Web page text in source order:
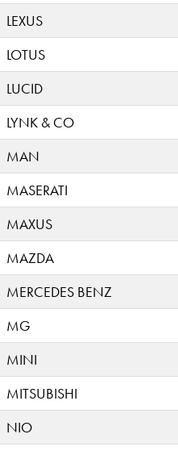
LEXUS
LOTUS
LUCID
LYNK & CO
MAN
MASERATI
MAXUS
MAZDA
MERCEDES BENZ
MG
MINI
MITSUBISHI
NIO